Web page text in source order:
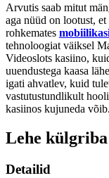
Arvutis saab mitut
aga nüüd on lootust,
rohkemates
tehnoloogiat väiksel
Videoslots kasiino,
uuendustega kaasa
igati ahvatlev, kuid
vastutustundlikult
kasiinos kujuneda võib.
Lehe külgriba
Detailid